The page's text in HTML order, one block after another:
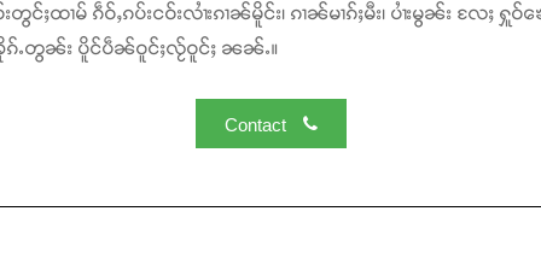
င်ႈထၢမ် ၵဵဝ်ႇၵပ်းငဝ်းလၢႆးၵၢၼ်မိူင်း၊ ၵၢၼ်မၢၵ်ႈမီး၊ ပၢႆးမွၼ်း လႄႈ ႁူဝ်
ၵ်ႉတွၼ်း ပိူင်ပဵၼ်ဝူင်ႈလႂ်ဝူင်ႈ ၼၼ်ႉ။
Contact